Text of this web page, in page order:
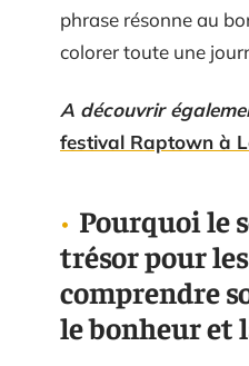
phrase résonne au
colorer toute une
A découvrir
festival Raptown à
Pourquoi le
trésor pour
comprendre
le bonheur et